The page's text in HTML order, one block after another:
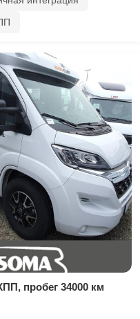
пробег 34000 км